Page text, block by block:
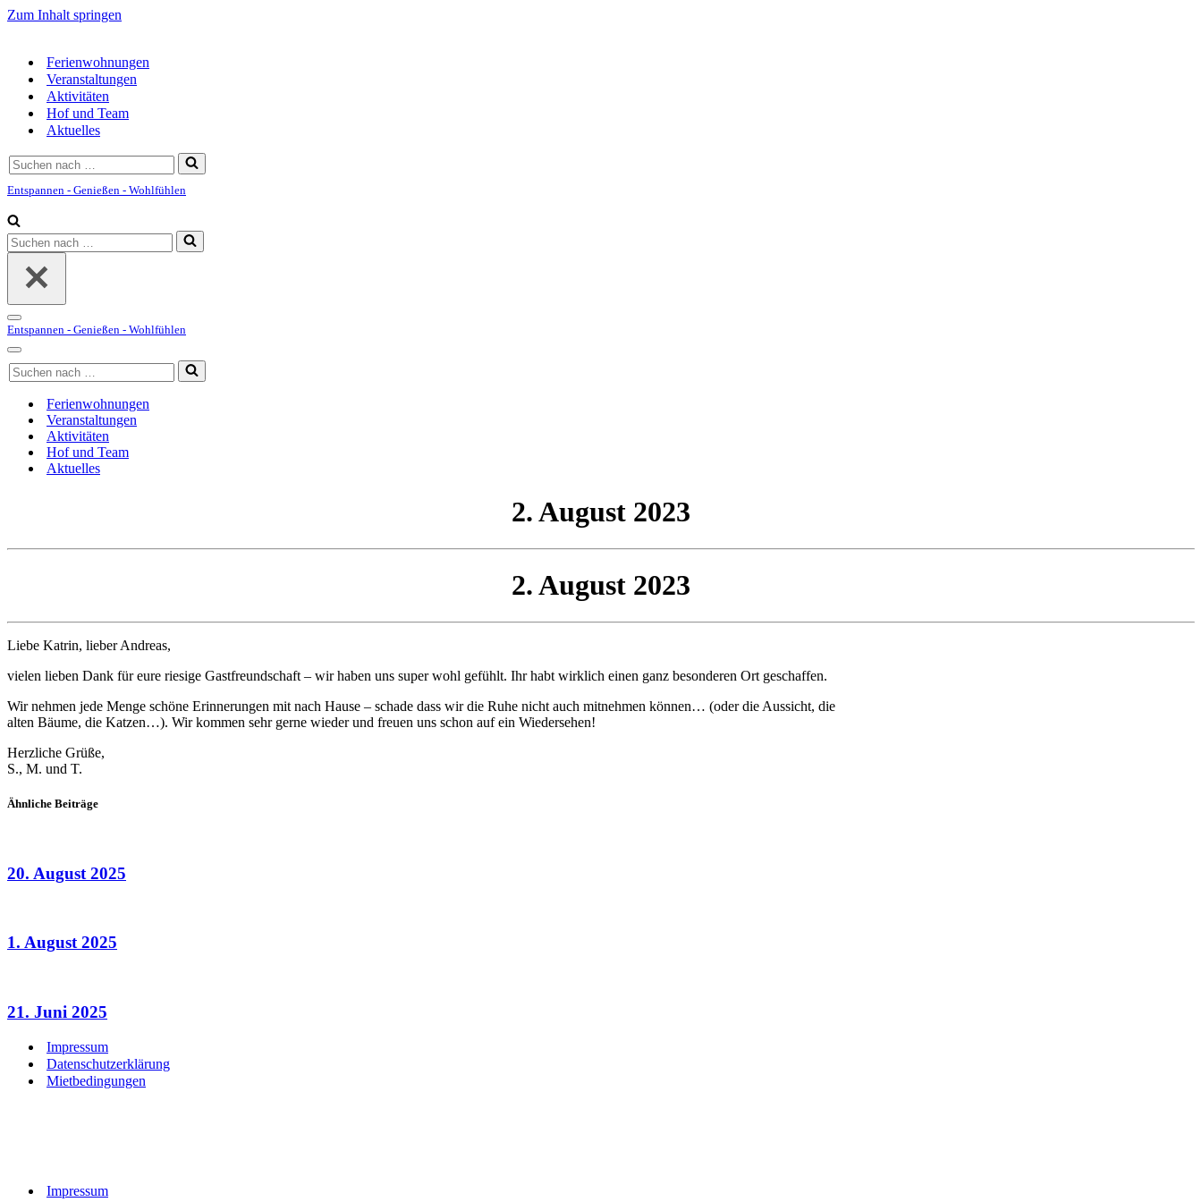
Zum Inhalt springen
Ferienwohnungen
Veranstaltungen
Aktivitäten
Hof und Team
Aktuelles
Suchen
nach …
Entspannen - Genießen - Wohlfühlen
Suchen
nach …
Navigationsmenü
Entspannen - Genießen - Wohlfühlen
Navigationsmenü
Suchen
nach …
Ferienwohnungen
Veranstaltungen
Aktivitäten
Hof und Team
Aktuelles
2. August 2023
2. August 2023
Liebe Katrin, lieber Andreas,
vielen lieben Dank für eure riesige Gastfreundschaft – wir haben uns super wohl gefühlt. Ihr habt wirklich einen ganz besonderen Ort geschaffen.
Wir nehmen jede Menge schöne Erinnerungen mit nach Hause – schade dass wir die Ruhe nicht auch mitnehmen können… (oder die Aussicht, die
alten Bäume, die Katzen…). Wir kommen sehr gerne wieder und freuen uns schon auf ein Wiedersehen!
Herzliche Grüße,
S., M. und T.
Ähnliche Beiträge
20. August 2025
1. August 2025
21. Juni 2025
Impressum
Datenschutzerklärung
Mietbedingungen
Impressum